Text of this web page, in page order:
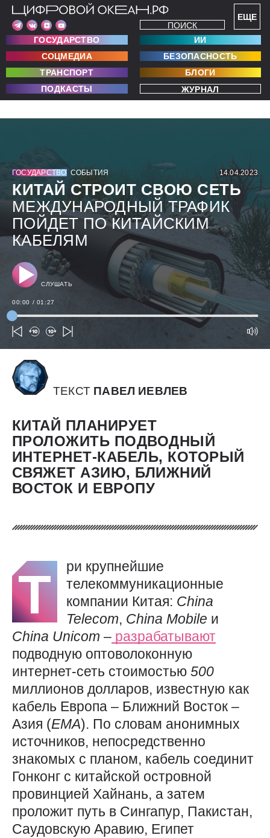
ЕЩЕ
ПОИСК
ГОСУДАРСТВО
ИИ
СОЦМЕДИА
БЕЗОПАСНОСТЬ
ТРАНСПОРТ
БЛОГИ
ПОДКАСТЫ
ЖУРНАЛ
ГОСУДАРСТВО СОБЫТИЯ 14.04.2023
КИТАЙ СТРОИТ СВОЮ СЕТЬ
МЕЖДУНАРОДНЫЙ ТРАФИК
ПОЙДЕТ ПО КИТАЙСКИМ
КАБЕЛЯМ
СЛУШАТЬ
00:00 / 01:27
ТЕКСТ ПАВЕЛ ИЕВЛЕВ
КИТАЙ ПЛАНИРУЕТ
ПРОЛОЖИТЬ ПОДВОДНЫЙ
ИНТЕРНЕТ-КАБЕЛЬ, КОТОРЫЙ
СВЯЖЕТ АЗИЮ, БЛИЖНИЙ
ВОСТОК И ЕВРОПУ
Т
ри крупнейшие
телекоммуникационные
компании Китая: China
Telecom, China Mobile и
China Unicom – разрабатывают
подводную оптоволоконную
интернет-сеть стоимостью 500
миллионов долларов, известную как
кабель Европа – Ближний Восток –
Азия (EMA). По словам анонимных
источников, непосредственно
знакомых с планом, кабель соединит
Гонконг с китайской островной
провинцией Хайнань, а затем
проложит путь в Сингапур, Пакистан,
Саудовскую Аравию, Египет